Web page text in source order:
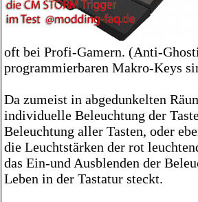
oft bei Profi-Gamern. (Anti-
programmierbaren Makro-Keys
Da zumeist in abgedunkelten
individuelle Beleuchtung der
Beleuchtung aller Tasten, oder
die Leuchtstärken der rot
das Ein-und Ausblenden der
Leben in der Tastatur steckt.